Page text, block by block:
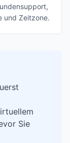
und Zeitzone.
Sie